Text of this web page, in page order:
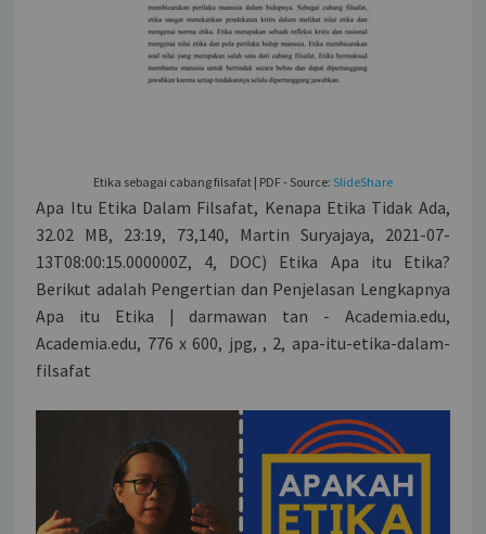
Etika sebagai cabang filsafat | PDF - Source: SlideShare
Apa Itu Etika Dalam Filsafat, Kenapa Etika Tidak Ada,
32.02 MB, 23:19, 73,140, Martin Suryajaya, 2021-07-
13T08:00:15.000000Z, 4, DOC) Etika Apa itu Etika?
Berikut adalah Pengertian dan Penjelasan Lengkapnya
Apa itu Etika | darmawan tan - Academia.edu,
Academia.edu, 776 x 600, jpg, , 2, apa-itu-etika-dalam-
filsafat